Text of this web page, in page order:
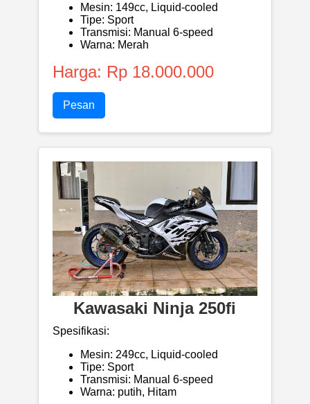
Mesin: 149cc, Liquid-cooled
Tipe: Sport
Transmisi: Manual 6-speed
Warna: Merah
Harga: Rp 18.000.000
Pesan
Kawasaki Ninja 250fi
Spesifikasi:
Mesin: 249cc, Liquid-cooled
Tipe: Sport
Transmisi: Manual 6-speed
Warna: putih, Hitam